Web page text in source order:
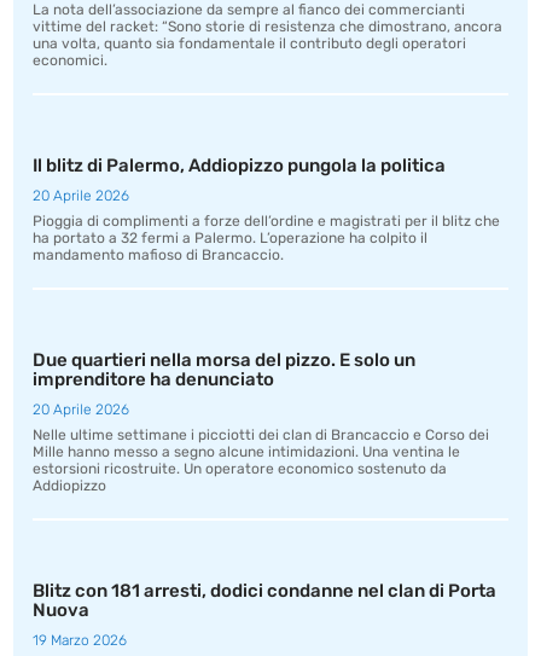
La nota dell’associazione da sempre al fianco dei commercianti
vittime del racket: “Sono storie di resistenza che dimostrano, ancora
una volta, quanto sia fondamentale il contributo degli operatori
economici.
Il blitz di Palermo, Addiopizzo pungola la politica
20 Aprile 2026
Pioggia di complimenti a forze dell’ordine e magistrati per il blitz che
ha portato a 32 fermi a Palermo. L’operazione ha colpito il
mandamento mafioso di Brancaccio.
Due quartieri nella morsa del pizzo. E solo un
imprenditore ha denunciato
20 Aprile 2026
Nelle ultime settimane i picciotti dei clan di Brancaccio e Corso dei
Mille hanno messo a segno alcune intimidazioni. Una ventina le
estorsioni ricostruite. Un operatore economico sostenuto da
Addiopizzo
Blitz con 181 arresti, dodici condanne nel clan di Porta
Nuova
19 Marzo 2026